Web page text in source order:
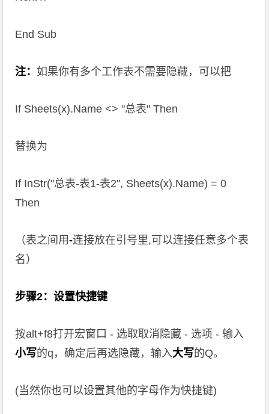
End Sub
注：如果你有多个工作表不需要隐藏，可以把
If Sheets(x).Name <> "总表" Then
替换为
If InStr("总表-表1-表2", Sheets(x).Name) = 0
Then
（表之间用-连接放在引号里,可以连接任意多个表
名）
步骤2：设置快捷键
按alt+f8打开宏窗口 - 选取取消隐藏 - 选项 - 输入
小写的q，确定后再选隐藏，输入大写的Q。
(当然你也可以设置其他的字母作为快捷键)